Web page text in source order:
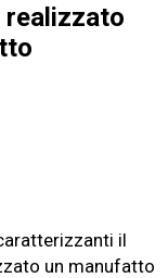
il
un manufatto